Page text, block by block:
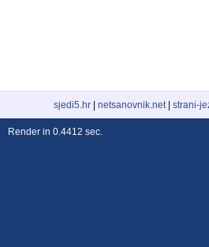
sjedi5.hr netsanovnik.net| strani-
Render in 0.4412 sec.